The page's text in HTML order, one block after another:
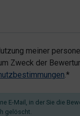
meiner
Zweck der
.*
E-Mail, in der Sie die
gelöscht.